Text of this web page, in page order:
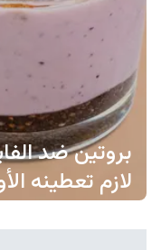
بروتين ضد
لازم تعطينه